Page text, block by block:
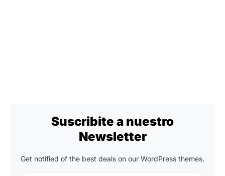
Suscribite a nuestro
Newsletter
Get notified of the best deals on our WordPress themes.